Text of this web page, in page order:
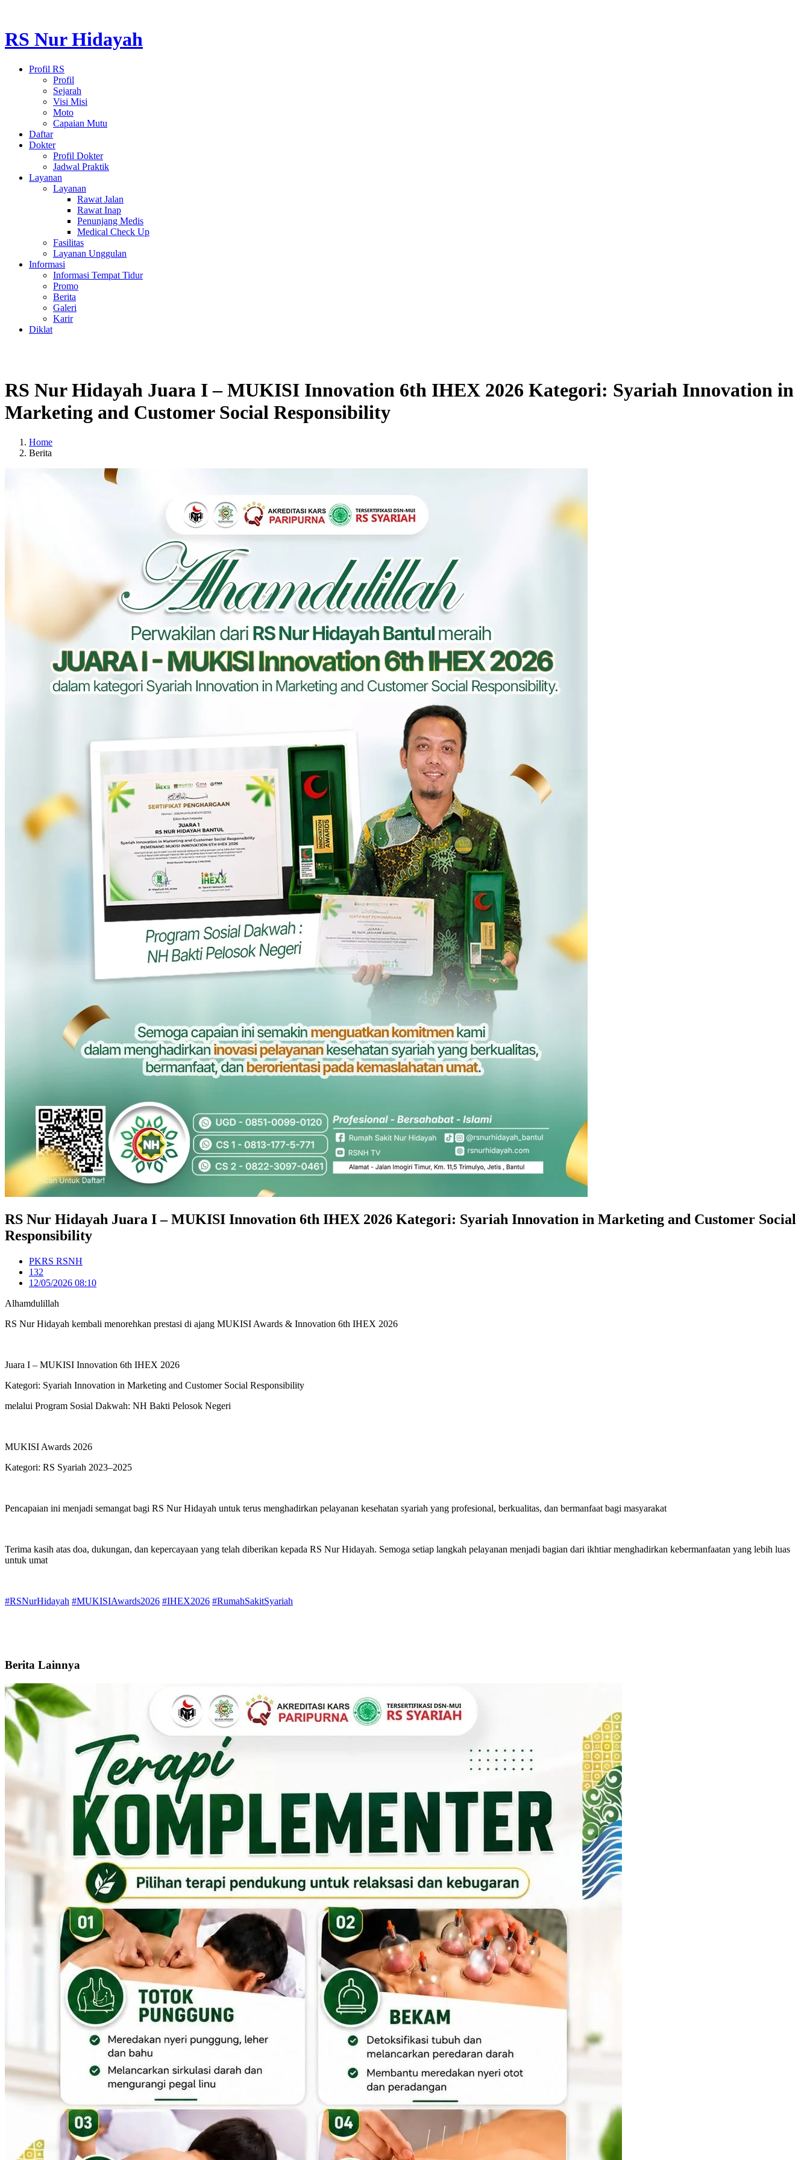
RS Nur Hidayah
Profil RS
Profil
Sejarah
Visi Misi
Moto
Capaian Mutu
Daftar
Dokter
Profil Dokter
Jadwal Praktik
Layanan
Layanan
Rawat Jalan
Rawat Inap
Penunjang Medis
Medical Check Up
Fasilitas
Layanan Unggulan
Informasi
Informasi Tempat Tidur
Promo
Berita
Galeri
Karir
Diklat
RS Nur Hidayah Juara I – MUKISI Innovation 6th IHEX 2026 Kategori: Syariah Innovation in
Marketing and Customer Social Responsibility
Home
Berita
RS Nur Hidayah Juara I – MUKISI Innovation 6th IHEX 2026 Kategori: Syariah Innovation in Marketing and Customer Social
Responsibility
PKRS RSNH
132
12/05/2026 08:10
Alhamdulillah
RS Nur Hidayah kembali menorehkan prestasi di ajang MUKISI Awards & Innovation 6th IHEX 2026
Juara I – MUKISI Innovation 6th IHEX 2026
Kategori: Syariah Innovation in Marketing and Customer Social Responsibility
melalui Program Sosial Dakwah: NH Bakti Pelosok Negeri
MUKISI Awards 2026
Kategori: RS Syariah 2023–2025
Pencapaian ini menjadi semangat bagi RS Nur Hidayah untuk terus menghadirkan pelayanan kesehatan syariah yang profesional, berkualitas, dan bermanfaat bagi masyarakat
Terima kasih atas doa, dukungan, dan kepercayaan yang telah diberikan kepada RS Nur Hidayah. Semoga setiap langkah pelayanan menjadi bagian dari ikhtiar menghadirkan kebermanfaatan yang lebih luas
untuk umat
#RSNurHidayah #MUKISIAwards2026 #IHEX2026 #RumahSakitSyariah
Berita Lainnya